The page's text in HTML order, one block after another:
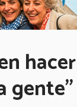
gente"